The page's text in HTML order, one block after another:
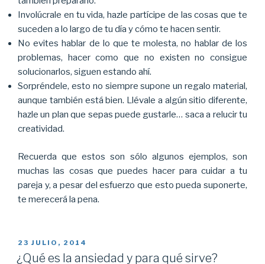
Involúcrale en tu vida, hazle partícipe de las cosas que te
suceden a lo largo de tu día y cómo te hacen sentir.
No evites hablar de lo que te molesta, no hablar de los
problemas, hacer como que no existen no consigue
solucionarlos, siguen estando ahí.
Sorpréndele, esto no siempre supone un regalo material,
aunque también está bien. Llévale a algún sitio diferente,
hazle un plan que sepas puede gustarle… saca a relucir tu
creatividad.
Recuerda que estos son sólo algunos ejemplos, son
muchas las cosas que puedes hacer para cuidar a tu
pareja y, a pesar del esfuerzo que esto pueda suponerte,
te merecerá la pena.
PUBLICADO
EL
23 JULIO, 2014
¿Qué es la ansiedad y para qué sirve?